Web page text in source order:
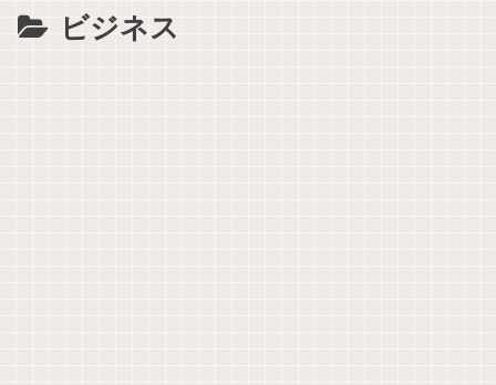
ビジネス